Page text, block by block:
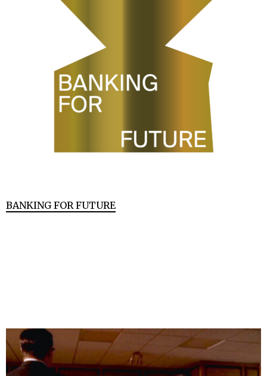
BANKING FOR FUTURE